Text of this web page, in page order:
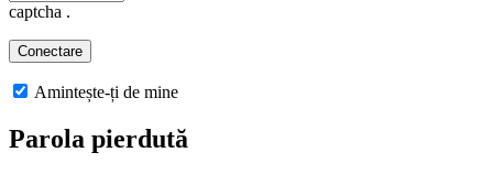
captcha .
Amintește-ți de mine
Parola pierdută